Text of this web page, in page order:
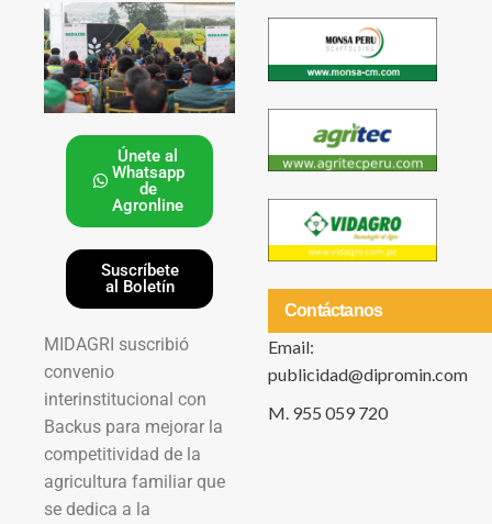
Únete al
Whatsapp
de
Agronline
Suscríbete
al Boletín
MIDAGRI suscribió
convenio
interinstitucional con
Backus para mejorar la
competitividad de la
agricultura familiar que
se dedica a la
Contáctanos
Email:
publicidad@dipromin.com
M. 955 059 720